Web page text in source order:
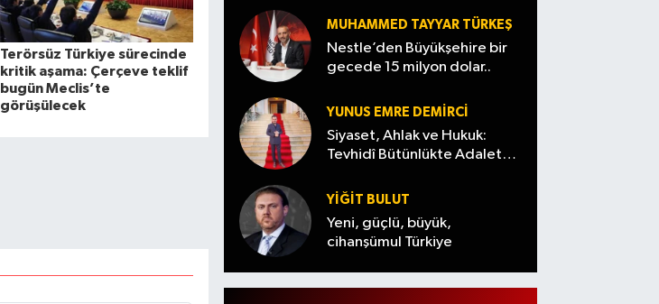
Terörsüz Türkiye sürecinde
kritik aşama: Çerçeve teklif
bugün Meclis’te
görüşülecek
a
yangı
n!
Depo
da
başla
yan
alevle
r
binay
a
MUHAMMED TAYYAR TÜRKEŞ
Nestle’den Büyükşehire bir
gecede 15 milyon dolar..
YUNUS EMRE DEMIRCI
Siyaset, Ahlak ve Hukuk:
Tevhidî Bütünlükte Adalet
YİĞİT BULUT
Yeni, güçlü, büyük,
cihanşümul Türkiye